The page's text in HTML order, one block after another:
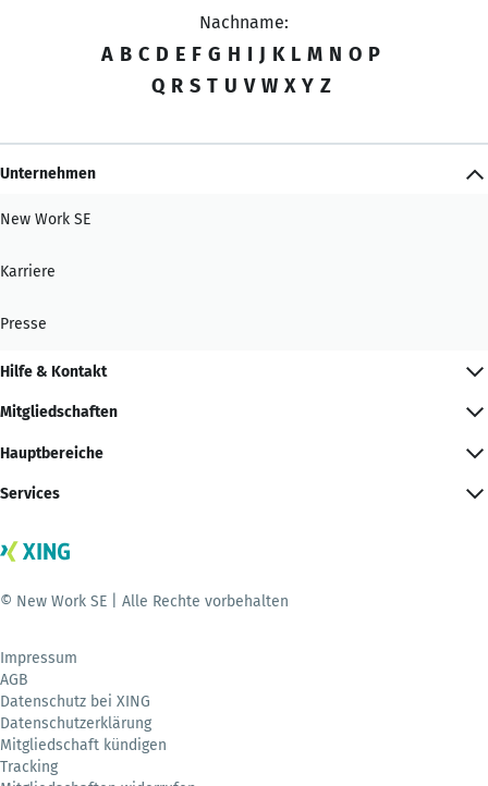
Nachname:
A B C D E F G H I J K L M N O P
Q R S T U V W X Y Z
Unternehmen
New Work SE
Karriere
Presse
Hilfe & Kontakt
Mitgliedschaften
Hauptbereiche
Services
© New Work SE | Alle Rechte vorbehalten
Impressum
AGB
Datenschutz bei XING
Datenschutzerklärung
Mitgliedschaft kündigen
Tracking